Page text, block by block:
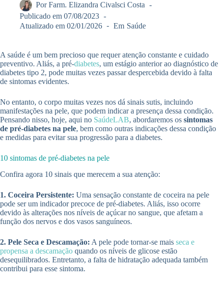
Por Farm. Elizandra Civalsci Costa
Publicado em 07/08/2023
Atualizado em 02/01/2026 Em Saúde
A saúde é um bem precioso que requer atenção constante e cuidado
preventivo. Aliás, a pré-diabetes, um estágio anterior ao diagnóstico de
diabetes tipo 2, pode muitas vezes passar despercebida devido à falta
de sintomas evidentes.
No entanto, o corpo muitas vezes nos dá sinais sutis, incluindo
manifestações na pele, que podem indicar a presença dessa condição.
Pensando nisso, hoje, aqui no SaúdeLAB, abordaremos os sintomas
de pré-diabetes na pele, bem como outras indicações dessa condição
e medidas para evitar sua progressão para a diabetes.
10 sintomas de pré-diabetes na pele
Confira agora 10 sinais que merecem a sua atenção:
1. Coceira Persistente: Uma sensação constante de coceira na pele
pode ser um indicador precoce de pré-diabetes. Aliás, isso ocorre
devido às alterações nos níveis de açúcar no sangue, que afetam a
função dos nervos e dos vasos sanguíneos.
2. Pele Seca e Descamação: A pele pode tornar-se mais seca e
propensa a descamação quando os níveis de glicose estão
desequilibrados. Entretanto, a falta de hidratação adequada também
contribui para esse sintoma.